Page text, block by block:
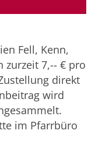
Fell, Kenn,
zurzeit 7,-- € pro
direkt
wird
im Pfarrbüro